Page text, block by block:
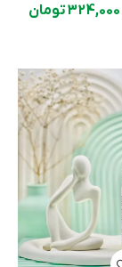
324,000تومان